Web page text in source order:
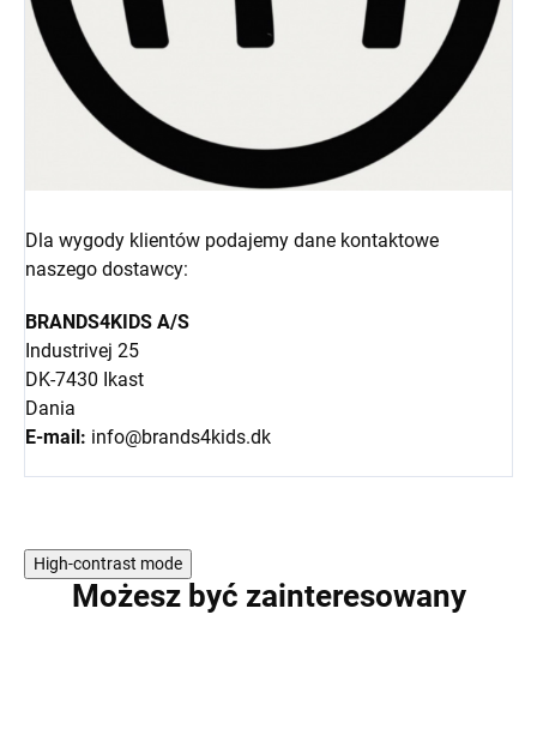
Dla wygody klientów podajemy dane kontaktowe
naszego dostawcy:
BRANDS4KIDS A/S
Industrivej 25
DK-7430 Ikast
Dania
E-mail: info@brands4kids.dk
High-contrast mode
Możesz być zainteresowany